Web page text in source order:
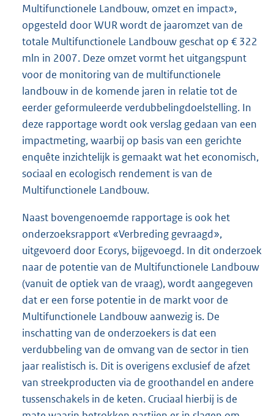
Multifunctionele Landbouw, omzet en impact»,
opgesteld door WUR wordt de jaaromzet van de
totale Multifunctionele Landbouw geschat op € 322
mln in 2007. Deze omzet vormt het uitgangspunt
voor de monitoring van de multifunctionele
landbouw in de komende jaren in relatie tot de
eerder geformuleerde verdubbelingdoelstelling. In
deze rapportage wordt ook verslag gedaan van een
impactmeting, waarbij op basis van een gerichte
enquête inzichtelijk is gemaakt wat het economisch,
sociaal en ecologisch rendement is van de
Multifunctionele Landbouw.
Naast bovengenoemde rapportage is ook het
onderzoeksrapport «Verbreding gevraagd»,
uitgevoerd door Ecorys, bijgevoegd. In dit onderzoek
naar de potentie van de Multifunctionele Landbouw
(vanuit de optiek van de vraag), wordt aangegeven
dat er een forse potentie in de markt voor de
Multifunctionele Landbouw aanwezig is. De
inschatting van de onderzoekers is dat een
verdubbeling van de omvang van de sector in tien
jaar realistisch is. Dit is overigens exclusief de afzet
van streekproducten via de groothandel en andere
tussenschakels in de keten. Cruciaal hierbij is de